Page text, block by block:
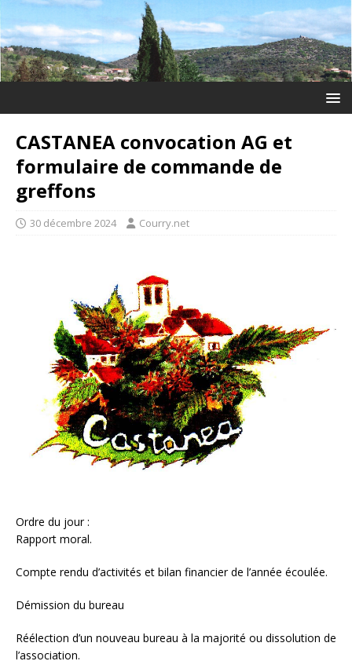
CASTANEA convocation AG et
formulaire de commande de
greffons
30 décembre 2024 Courry.net
Ordre du jour :
Rapport moral.
Compte rendu d’activités et bilan financier de l’année écoulée.
Démission du bureau
Réélection d’un nouveau bureau à la majorité ou dissolution de
l’association.